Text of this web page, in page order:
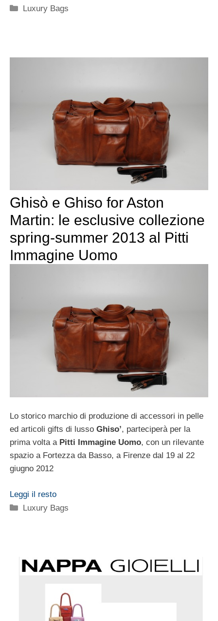
Categorie
Luxury Bags
Ghisò e Ghiso for Aston
Martin: le esclusive collezione
spring-summer 2013 al Pitti
Immagine Uomo
Lo storico marchio di produzione di accessori in pelle
ed articoli gifts di lusso Ghiso’, parteciperà per la
prima volta a Pitti Immagine Uomo, con un rilevante
spazio a Fortezza da Basso, a Firenze dal 19 al 22
giugno 2012
Leggi il resto
Categorie
Luxury Bags